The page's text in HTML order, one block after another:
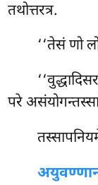
तथोत्तरत्र.
‘‘तेसं णो
परे